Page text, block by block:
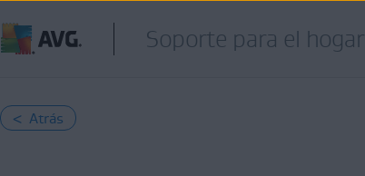
Soporte para el hogar
< Atrás